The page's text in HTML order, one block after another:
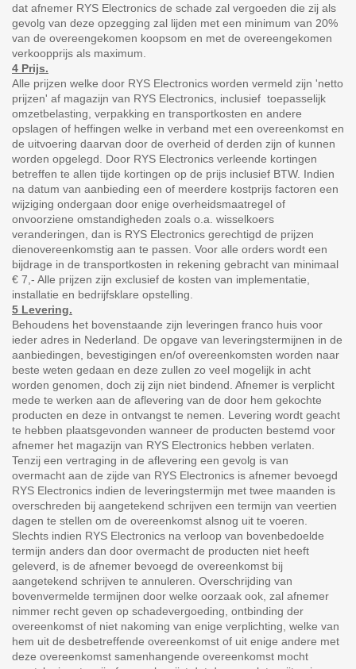
dat afnemer RYS Electronics de schade zal vergoeden die zij als
gevolg van deze opzegging zal lijden met een minimum van 20%
van de overeengekomen koopsom en met de overeengekomen
verkoopprijs als maximum.
4 Prijs.
Alle prijzen welke door RYS Electronics worden vermeld zijn 'netto
prijzen' af magazijn van RYS Electronics, inclusief toepasselijk
omzetbelasting, verpakking en transportkosten en andere
opslagen of heffingen welke in verband met een overeenkomst en
de uitvoering daarvan door de overheid of derden zijn of kunnen
worden opgelegd. Door RYS Electronics verleende kortingen
betreffen te allen tijde kortingen op de prijs inclusief BTW. Indien
na datum van aanbieding een of meerdere kostprijs factoren een
wijziging ondergaan door enige overheidsmaatregel of
onvoorziene omstandigheden zoals o.a. wisselkoers
veranderingen, dan is RYS Electronics gerechtigd de prijzen
dienovereenkomstig aan te passen. Voor alle orders wordt een
bijdrage in de transportkosten in rekening gebracht van minimaal
€ 7,- Alle prijzen zijn exclusief de kosten van implementatie,
installatie en bedrijfsklare opstelling.
5 Levering.
Behoudens het bovenstaande zijn leveringen franco huis voor
ieder adres in Nederland. De opgave van leveringstermijnen in de
aanbiedingen, bevestigingen en/of overeenkomsten worden naar
beste weten gedaan en deze zullen zo veel mogelijk in acht
worden genomen, doch zij zijn niet bindend. Afnemer is verplicht
mede te werken aan de aflevering van de door hem gekochte
producten en deze in ontvangst te nemen. Levering wordt geacht
te hebben plaatsgevonden wanneer de producten bestemd voor
afnemer het magazijn van RYS Electronics hebben verlaten.
Tenzij een vertraging in de aflevering een gevolg is van
overmacht aan de zijde van RYS Electronics is afnemer bevoegd
RYS Electronics indien de leveringstermijn met twee maanden is
overschreden bij aangetekend schrijven een termijn van veertien
dagen te stellen om de overeenkomst alsnog uit te voeren.
Slechts indien RYS Electronics na verloop van bovenbedoelde
termijn anders dan door overmacht de producten niet heeft
geleverd, is de afnemer bevoegd de overeenkomst bij
aangetekend schrijven te annuleren. Overschrijding van
bovenvermelde termijnen door welke oorzaak ook, zal afnemer
nimmer recht geven op schadevergoeding, ontbinding der
overeenkomst of niet nakoming van enige verplichting, welke van
hem uit de desbetreffende overeenkomst of uit enige andere met
deze overeenkomst samenhangende overeenkomst mocht